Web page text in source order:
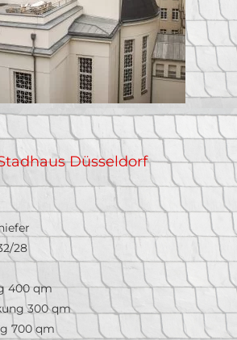
Düsseldorf
28
400 qm
300 qm
700 qm